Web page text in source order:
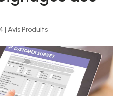
| Avis Produits